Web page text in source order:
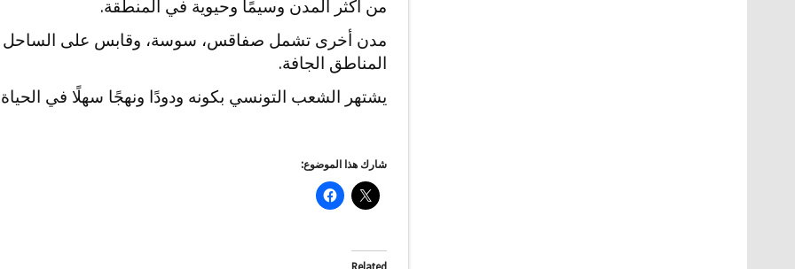
من أكثر المدن وسيمًا وحيوية في المنطقة.
مدن أخرى تشمل صفاقس، سوسة، وقابس على الساحل
المناطق الجافة.
يشتهر الشعب التونسي بكونه ودودًا ونهجًا سهلًا في الحياة
شارك هذا الموضوع: